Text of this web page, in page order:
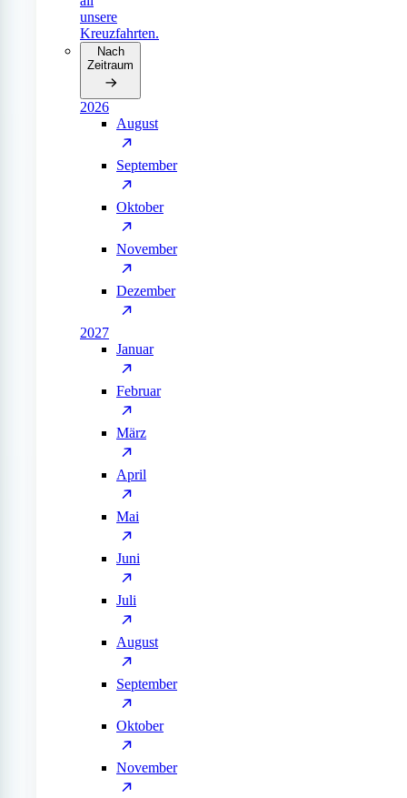
unsere
Kreuzfahrten.
Nach
Zeitraum
2026
August
September
Oktober
November
Dezember
2027
Januar
Februar
März
April
Mai
Juni
Juli
August
September
Oktober
November